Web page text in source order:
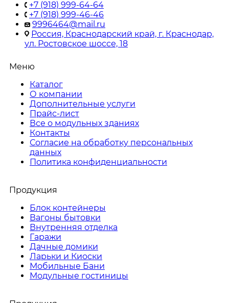
+7 (918) 999-64-64
+7 (918) 999-46-46
9996464@mail.ru
Россия, Краснодарский край, г. Краснодар,
ул. Ростовское шоссе, 18
Меню
Каталог
О компании
Дополнительные услуги
Прайс-лист
Все о модульных зданиях
Контакты
Согласие на обработку персональных
данных
Политика конфиденциальности
Продукция
Блок контейнеры
Вагоны бытовки
Внутренняя отделка
Гаражи
Дачные домики
Ларьки и Киоски
Мобильные Бани
Модульные гостиницы